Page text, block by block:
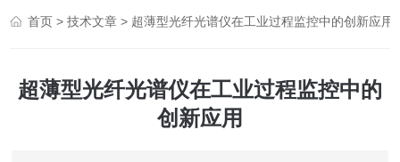
首页 >技术文章 > 超薄型光纤光谱仪在工业过程监控中的创新应用
超薄型光纤光谱仪在工业过程监控中的
创新应用